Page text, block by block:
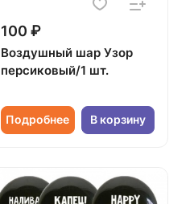
100 ₽
Воздушный шар Узор
персиковый/1 шт.
Подробнее В корзину